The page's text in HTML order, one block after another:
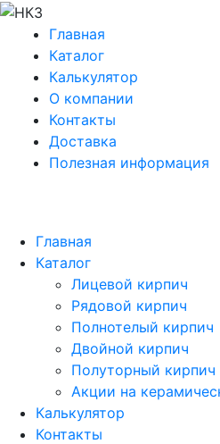
Главная
Каталог
Калькулятор
О компании
Контакты
Доставка
Полезная информация
Главная
Каталог
Лицевой кирпич
Рядовой кирпич
Полнотелый кирпич
Двойной кирпич
Полуторный
Акции на
Калькулятор
Контакты